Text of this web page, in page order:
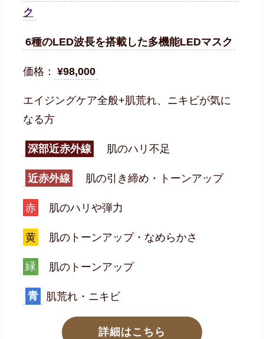
ク
6種のLED波長を搭載した多機能LEDマスク
価格： ¥98,000
エイジングケア全般+肌荒れ、ニキビが気に
なる方
深部近赤外線 肌のハリ不足
近赤外線 肌の引き締め・トーンアップ
赤 肌のハリや弾力
黄 肌のトーンアップ・なめらかさ
緑 肌のトーンアップ
青 肌荒れ・ニキビ
詳細はこちら